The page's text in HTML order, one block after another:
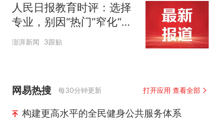
人民日报教育时评：选择
专业，别因“热门”窄化“热
爱”
澎湃新闻 3跟贴
网易热搜 每30分钟更新 打开应用 查看全部
构建更高水平的全民健身公共服务体系